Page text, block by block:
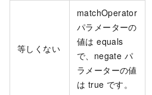
等しくない
matchOperator
パラメーターの
値は equals
で、negate パ
ラメーターの値
は true です。